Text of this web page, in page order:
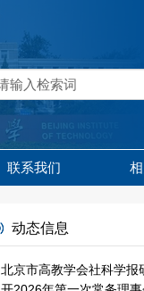
联系我们
动态信息
北京市高教学会社科学报